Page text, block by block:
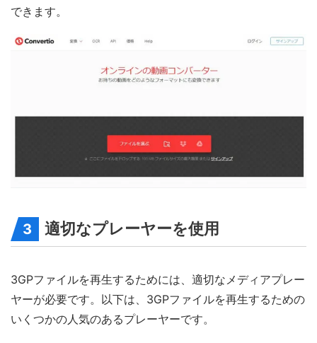
できます。
3 適切なプレーヤーを使用
3GPファイルを再生するためには、適切なメディアプレー
ヤーが必要です。以下は、3GPファイルを再生するための
いくつかの人気のあるプレーヤーです。